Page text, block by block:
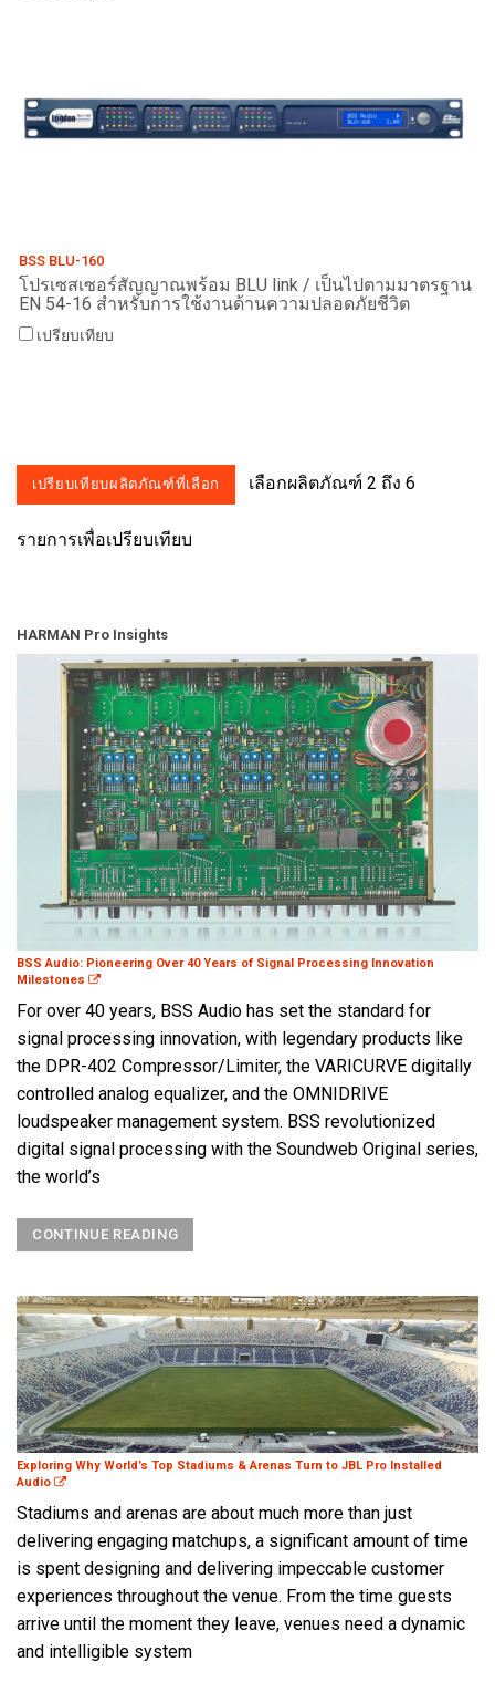
BSS BLU-160
โปรเซสเซอร์สัญญาณพร้อม BLU link / เป็นไปตามมาตรฐาน
EN 54-16 สำหรับการใช้งานด้านความปลอดภัยชีวิต
เปรียบเทียบ
เลือกผลิตภัณฑ์ 2 ถึง 6
รายการเพื่อเปรียบเทียบ
HARMAN Pro Insights
BSS Audio: Pioneering Over 40 Years of Signal Processing Innovation
Milestones
For over 40 years, BSS Audio has set the standard for
signal processing innovation, with legendary products like
the DPR-402 Compressor/Limiter, the VARICURVE digitally
controlled analog equalizer, and the OMNIDRIVE
loudspeaker management system. BSS revolutionized
digital signal processing with the Soundweb Original series,
the world’s
CONTINUE READING
Exploring Why World’s Top Stadiums & Arenas Turn to JBL Pro Installed
Audio
Stadiums and arenas are about much more than just
delivering engaging matchups, a significant amount of time
is spent designing and delivering impeccable customer
experiences throughout the venue. From the time guests
arrive until the moment they leave, venues need a dynamic
and intelligible system